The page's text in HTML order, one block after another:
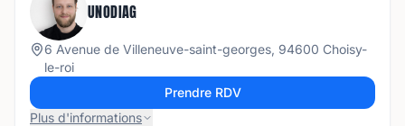
UNODIAG
6 Avenue de Villeneuve-saint-georges, 94600 Choisy-
le-roi
Prendre RDV
Plus d'informations